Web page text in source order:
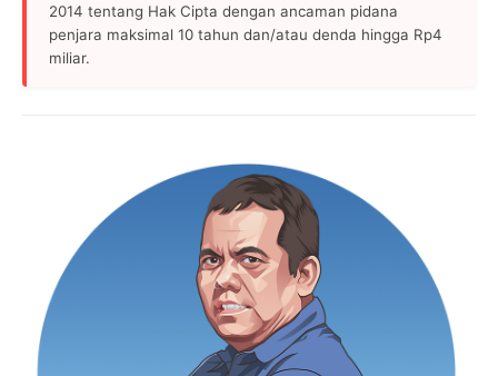
2014 tentang Hak Cipta dengan ancaman pidana
penjara maksimal 10 tahun dan/atau denda hingga Rp4
miliar.